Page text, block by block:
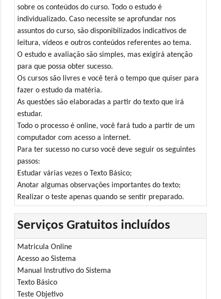
sobre os conteúdos do curso. Todo o estudo é
individualizado. Caso necessite se aprofundar nos
assuntos do curso, são disponibilizados indicativos de
leitura, vídeos e outros conteúdos referentes ao tema.
O estudo e avaliação são simples, mas exigirá atenção
para que possa obter sucesso.
Os cursos são livres e você terá o tempo que quiser para
fazer o estudo da matéria.
As questões são elaboradas a partir do texto que irá
estudar.
Todo o processo é online, você fará tudo a partir de um
computador com acesso a internet.
Para ter sucesso no curso você deve seguir os seguintes
passos:
Estudar várias vezes o Texto Básico;
Anotar algumas observações importantes do texto;
Realizar o teste apenas quando se sentir preparado.
Serviços Gratuitos incluídos
Matricula Online
Acesso ao Sistema
Manual Instrutivo do Sistema
Texto Básico
Teste Objetivo